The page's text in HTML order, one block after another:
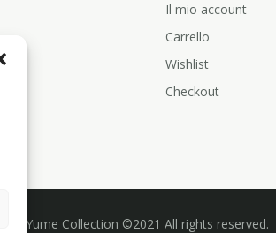
Il mio account
Carrello
Wishlist
Checkout
Yume Collection ©2021 All rights reserved.